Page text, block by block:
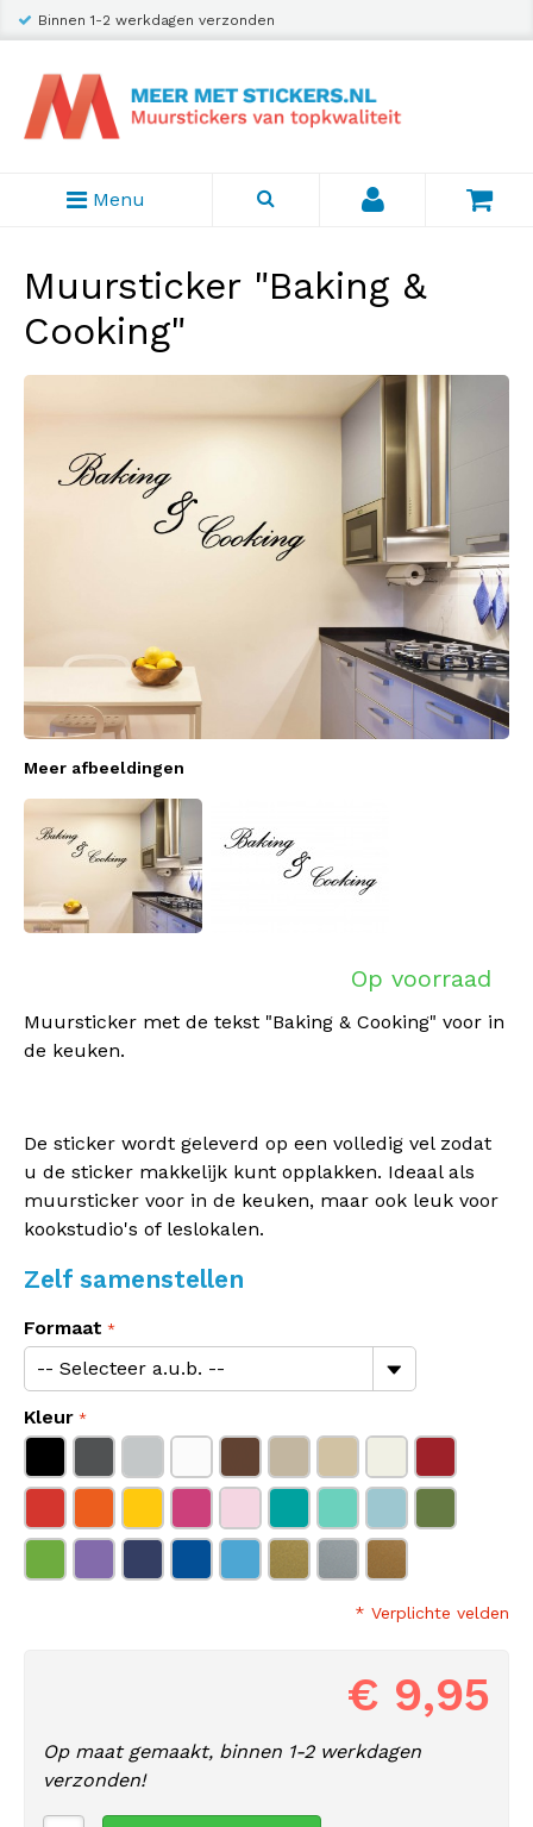
Binnen 1-2 werkdagen verzonden
Menu
Muursticker "Baking &
Cooking"
Meer afbeeldingen
Op voorraad
Muursticker met de tekst "Baking & Cooking" voor in
de keuken.
De sticker wordt geleverd op een volledig vel zodat
u de sticker makkelijk kunt opplakken. Ideaal als
muursticker voor in de keuken, maar ook leuk voor
kookstudio's of leslokalen.
Zelf samenstellen
Formaat
Kleur
* Verplichte velden
€ 9,95
Op maat gemaakt, binnen 1-2 werkdagen
verzonden!